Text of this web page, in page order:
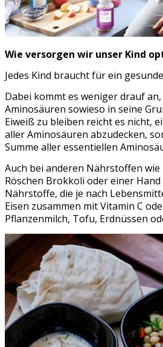
Wie versorgen wir unser Kind
Jedes Kind braucht für ein
Dabei kommt es weniger drauf
Aminosäuren sowieso in seine
Eiweiß zu bleiben reicht es nicht,
aller Aminosäuren abzudecken,
Summe aller essentiellen
Auch bei anderen Nährstoffen
Röschen Brokkoli oder einer
Nährstoffe, die je nach
Eisen zusammen mit Vitamin C
Pflanzenmilch, Tofu, Erdnüssen